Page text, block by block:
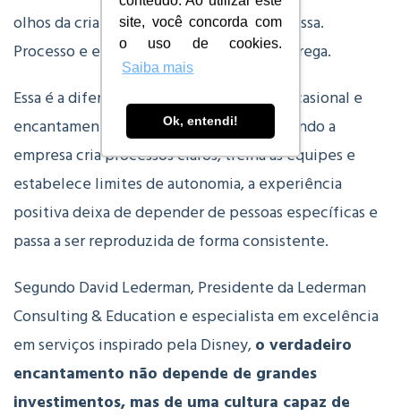
site, você concorda com
o uso de cookies.
Saiba mais
Ok, entendi!
olhos da criança, com gentileza e sem pressa.
Processo e emoção, juntos, na mesma entrega.
Essa é a diferença entre encantamento ocasional e
encantamento como cultura.Ou seja, quando a
empresa cria processos claros, treina as equipes e
estabelece limites de autonomia, a experiência
positiva deixa de depender de pessoas específicas e
passa a ser reproduzida de forma consistente.
Segundo David Lederman, Presidente da Lederman
Consulting & Education e especialista em excelência
em serviços inspirado pela Disney,o verdadeiro
encantamento não depende de grandes
investimentos, mas de uma cultura capaz de